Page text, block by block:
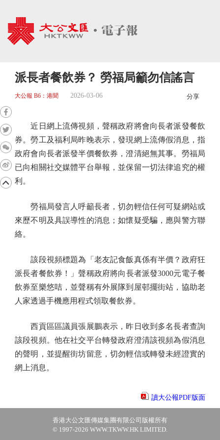
派長者餐飲券？ 勞福局籲勿信謠言
大公報 B6：港聞 2026-03-06 分享
近日網上流傳視頻，聲稱政府將會向長者派發餐飲
券。勞工及福利局昨晚表示，發現網上流傳假消息，指
政府會向長者派發半價餐飲券，澄清絕無其事。勞福局
已向相關社交媒體平台舉報，並保留一切法律追究的權
利。
勞福局發言人呼籲長者，切勿輕信任何可疑網站或
來歷不明及具誤導性的消息；如懷疑受騙，應與警方聯
絡。
該段視頻標題為「老友記食飯真係有半價？政府狂
派長者餐飲券！」聲稱政府將向長者派發3000元電子餐
飲券至樂悠咭，並聲稱有外展隊到屋邨擺街站，協助老
人家透過手機應用程式領取餐飲券。
西貢區區議員張展鵬表示，昨日收到多名長者查詢
該段視頻。他在社交平台轉發政府澄清該視頻為假消息
的聲明，並提醒街坊留意，切勿輕信或轉發未經證實的
網上消息。
讀大公報PDF版面
香港大公文匯傳媒集團有限公司版權所有
© 1997-2026 WWW.TKWW.HK LIMITED.